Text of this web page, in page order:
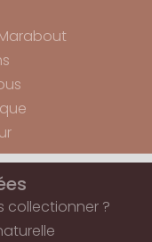
collectionner ?